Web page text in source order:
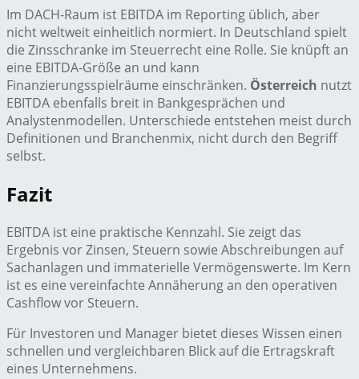
Im DACH-Raum ist EBITDA im Reporting üblich, aber
nicht weltweit einheitlich normiert. In Deutschland spielt
die Zinsschranke im Steuerrecht eine Rolle. Sie knüpft an
eine EBITDA-Größe an und kann
Finanzierungsspielräume einschränken. Österreich nutzt
EBITDA ebenfalls breit in Bankgesprächen und
Analystenmodellen. Unterschiede entstehen meist durch
Definitionen und Branchenmix, nicht durch den Begriff
selbst.
Fazit
EBITDA ist eine praktische Kennzahl. Sie zeigt das
Ergebnis vor Zinsen, Steuern sowie Abschreibungen auf
Sachanlagen und immaterielle Vermögenswerte. Im Kern
ist es eine vereinfachte Annäherung an den operativen
Cashflow vor Steuern.
Für Investoren und Manager bietet dieses Wissen einen
schnellen und vergleichbaren Blick auf die Ertragskraft
eines Unternehmens.